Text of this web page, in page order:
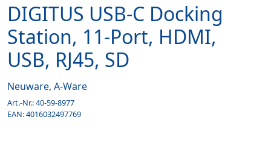
DIGITUS USB-C Docking
Station, 11-Port, HDMI,
USB, RJ45, SD
Neuware, A-Ware
Art.-Nr.:40-59-8977
EAN:4016032497769